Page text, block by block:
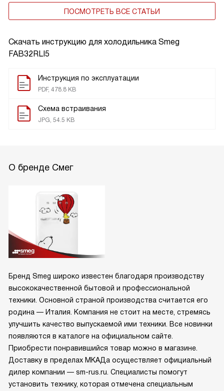
Скачать инструкцию для холодильника Smeg
FAB32RLI5
Инструкция по эксплуатации
PDF, 478.8 KB
Схема встраивания
JPG, 54.5 KB
ПОСМОТРЕТЬ ВСЕ СТАТЬИ
О бренде Смег
Бренд Smeg широко известен благодаря производству
высококачественной бытовой и профессиональной
техники. Основной страной производства считается его
родина — Италия. Компания не стоит на месте, стремясь
улучшить качество выпускаемой ими техники. Все новинки
появляются в каталоге на официальном сайте.
Приобрести понравившийся товар можно в магазине.
Доставку в пределах МКАДа осуществляет официальный
дилер компании — sm-rus.ru. Специалисты помогут
установить технику, которая отмечена специальным